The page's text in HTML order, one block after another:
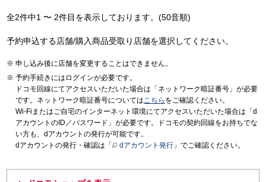
全2件中1 〜 2件目を表示しております。(50音順)
予約申込する店舗/購入商品受取り店舗を選択してください。
申し込み後に店舗を変更することはできません。
予約手続きにはログインが必要です。
ドコモ回線にてアクセスいただいた場合は「ネットワーク暗証番号」が必要
です。ネットワーク暗証番号についてはこちら をご確認ください。
Wi-Fiまたはご自宅のインターネット環境にてアクセスいただいた場合は「d
アカウントのID／パスワード」が必要です。ドコモの契約回線をお持ちでな
い方も、dアカウントの発行が可能です。
dアカウントの発行・確認は「
dアカウント発行 」でご確認ください。